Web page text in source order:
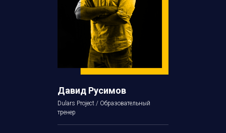
Давид Русимов
Dulars Project / Образовательный
тренер